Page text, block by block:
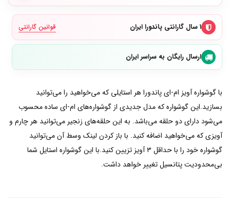
۱ سال گارانتی پاندورا ایران قوانین گارانتی
ارسال رایگان به سراسر ایران
با گوشواره آویز ام-ای پاندورا هر استایلی که می‌خواهید را می‌توانید
بسازید.این گوشواره که مدل جدیدی از گوشواره‌های ام-ای ساده محسوب
می‌شود دارای دو حلقه می‌باشد. به این حلقه‌های زنجیر می‌توانید هر چارم و
آویزی که می‌خواهید اضافه کنید. با باز کردن لینک وسط آن می‌توانید
گوشواره خود را با حداقل ۳ آویز تزیین کنید.با این گوشواره استایل شما
بی‌محدودیت پتانسیل تغییر خواهد داشت.